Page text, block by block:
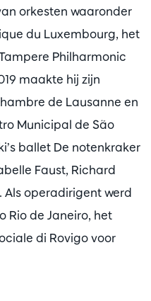
orkesten waaronder
du Luxembourg, het
Philharmonic
maakte hij zijn
de Lausanne en
Municipal de São
ballet De notenkraker
Faust, Richard
Als operadirigent werd
Rio de Janeiro, het
di Rovigo voor